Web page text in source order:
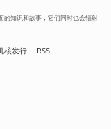
的知识和故事，它们同时也会辐射
核发行 RSS